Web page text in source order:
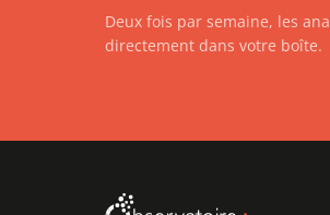
Deux fois par semaine, les
directement dans votre boîte.